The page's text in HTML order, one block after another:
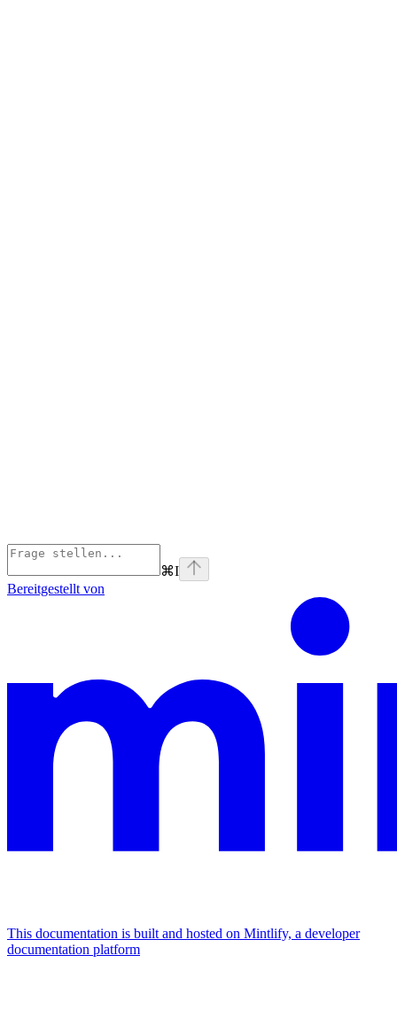
⌘I
Bereitgestellt von
This documentation is built and hosted on Mintlify, a developer
documentation platform